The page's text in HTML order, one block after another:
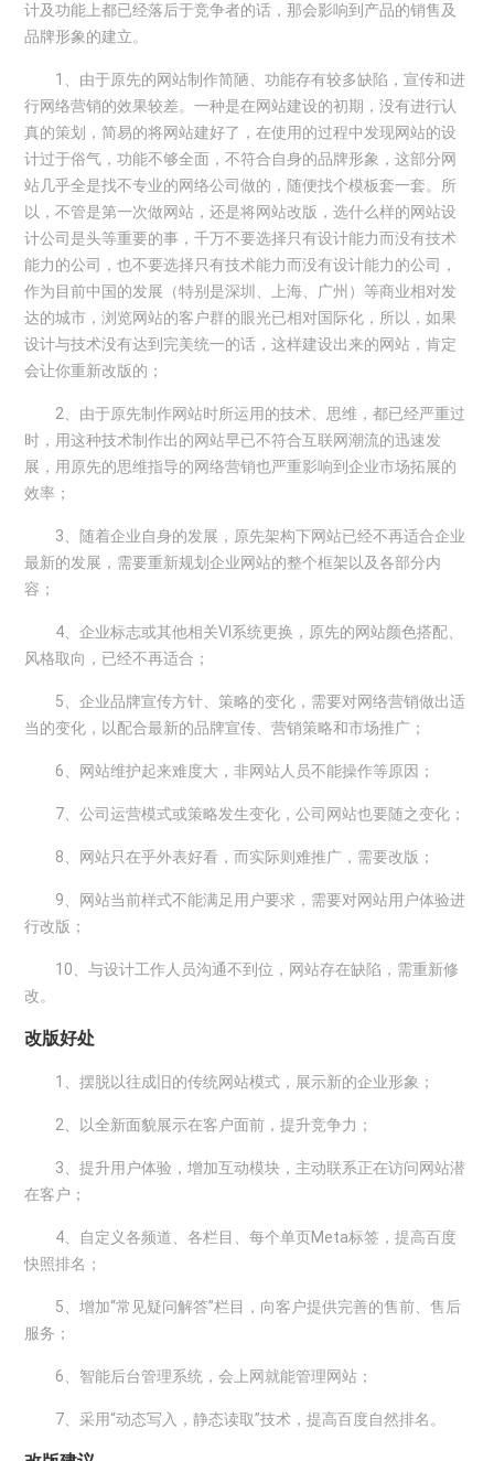
计及功能上都已经落后于竞争者的话，那会影响到产品的销售及
品牌形象的建立。
1、由于原先的网站制作简陋、功能存有较多缺陷，宣传和进
行网络营销的效果较差。一种是在网站建设的初期，没有进行认
真的策划，简易的将网站建好了，在使用的过程中发现网站的设
计过于俗气，功能不够全面，不符合自身的品牌形象，这部分网
站几乎全是找不专业的网络公司做的，随便找个模板套一套。所
以，不管是第一次做网站，还是将网站改版，选什么样的网站设
计公司是头等重要的事，千万不要选择只有设计能力而没有技术
能力的公司，也不要选择只有技术能力而没有设计能力的公司，
作为目前中国的发展（特别是深圳、上海、广州）等商业相对发
达的城市，浏览网站的客户群的眼光已相对国际化，所以，如果
设计与技术没有达到完美统一的话，这样建设出来的网站，肯定
会让你重新改版的；
2、由于原先制作网站时所运用的技术、思维，都已经严重过
时，用这种技术制作出的网站早已不符合互联网潮流的迅速发
展，用原先的思维指导的网络营销也严重影响到企业市场拓展的
效率；
3、随着企业自身的发展，原先架构下网站已经不再适合企业
最新的发展，需要重新规划企业网站的整个框架以及各部分内
容；
4、企业标志或其他相关VI系统更换，原先的网站颜色搭配、
风格取向，已经不再适合；
5、企业品牌宣传方针、策略的变化，需要对网络营销做出适
当的变化，以配合最新的品牌宣传、营销策略和市场推广；
6、网站维护起来难度大，非网站人员不能操作等原因；
7、公司运营模式或策略发生变化，公司网站也要随之变化；
8、网站只在乎外表好看，而实际则难推广，需要改版；
9、网站当前样式不能满足用户要求，需要对网站用户体验进
行改版；
10、与设计工作人员沟通不到位，网站存在缺陷，需重新修
改。
改版好处
1、摆脱以往成旧的传统网站模式，展示新的企业形象；
2、以全新面貌展示在客户面前，提升竞争力；
3、提升用户体验，增加互动模块，主动联系正在访问网站潜
在客户；
4、自定义各频道、各栏目、每个单页Meta标签，提高百度
快照排名；
5、增加“常见疑问解答”栏目，向客户提供完善的售前、售后
服务；
6、智能后台管理系统，会上网就能管理网站；
7、采用“动态写入，静态读取”技术，提高百度自然排名。